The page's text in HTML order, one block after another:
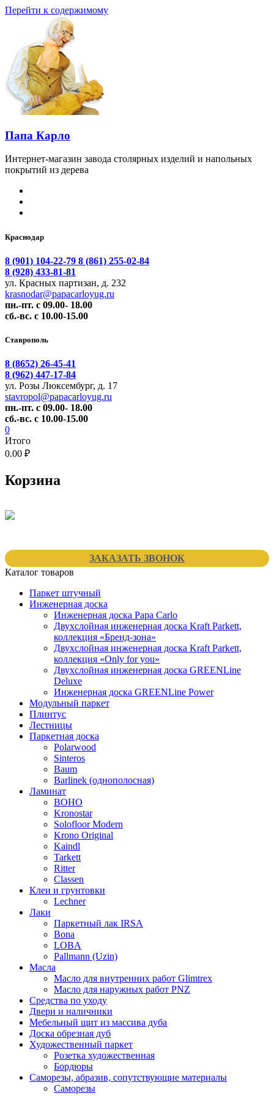
Перейти к содержимому
Папа Карло
Интернет-магазин завода столярных изделий и напольных
покрытий из дерева
Краснодар
8 (901) 104-22-79 8 (861) 255-02-84
8 (928) 433-81-81
ул. Красных партизан, д. 232
krasnodar@papacarloyug.ru
пн.-пт. с 09.00- 18.00
сб.-вс. с 10.00-15.00
Ставрополь
8 (8652) 26-45-41
8 (962) 447-17-84
ул. Розы Люксембург, д. 17
stavropol@papacarloyug.ru
пн.-пт. с 09.00- 18.00
сб.-вс. с 10.00-15.00
0
Итого
0.00 ₽
Корзина
ЗАКАЗАТЬ ЗВОНОК
Каталог товаров
Паркет штучный
Инженерная доска
Инженерная доска Papa Carlo
Двухслойная инженерная доска Kraft Parkett,
коллекция «Бренд-зона»
Двухслойная инженерная доска Kraft Parkett,
коллекция «Only for you»
Двухслойная инженерная доска GREENLine
Deluxe
Инженерная доска GREENLine Power
Модульный паркет
Плинтус
Лестницы
Паркетная доска
Polarwood
Sinteros
Baum
Barlinek (однополосная)
Ламинат
BOHO
Kronostar
Solofloor Modern
Krono Original
Kaindl
Tarkett
Ritter
Classen
Клеи и грунтовки
Lechner
Лаки
Паркетный лак IRSA
Bona
LOBA
Pallmann (Uzin)
Масла
Масло для внутренних работ Glimtrex
Масло для наружных работ PNZ
Средства по уходу
Двери и наличники
Мебельный щит из массива дуба
Доска обрезная дуб
Художественный паркет
Розетка художественная
Бордюры
Саморезы, абразив, сопутствующие материалы
Саморезы